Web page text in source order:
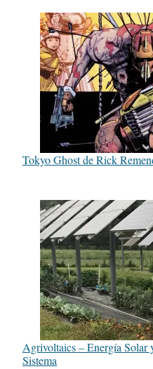
Tokyo Ghost de Rick
Agrivoltaics – Energía
Sistema